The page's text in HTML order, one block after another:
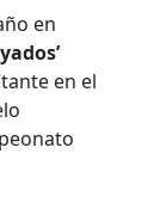
en
en el